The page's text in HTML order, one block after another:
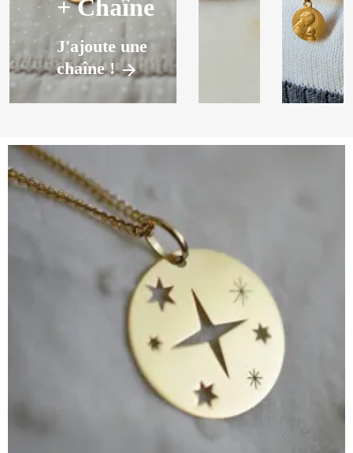
+ Chaîne
J'ajoute une
chaîne !